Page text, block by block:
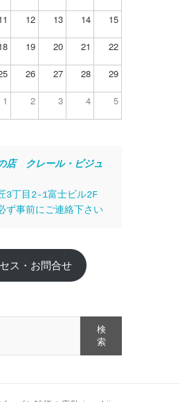
12 13 14 15
19 20 21 22
26 27 28 29
1 2 3 4 5
店　クレール・ビジュ
3丁目2-1富士ビル2F
ず事前にご連絡下さい
ス・お問合せ
検
索